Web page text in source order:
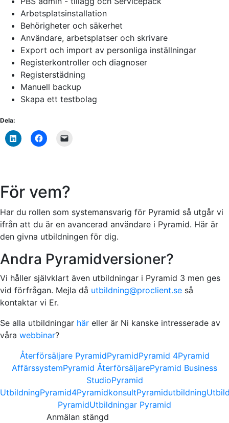
Arbetsplatsinstallation
Behörigheter och säkerhet
Användare, arbetsplatser och skrivare
Export och import av personliga inställningar
Registerkontroller och diagnoser
Registerstädning
Manuell backup
Skapa ett testbolag
Dela:
För vem?
Har du rollen som systemansvarig för Pyramid så utgår vi
ifrån att du är en avancerad användare i Pyramid. Här är
den givna utbildningen för dig.
Andra Pyramidversioner?
Vi håller självklart även utbildningar i Pyramid 3 men ges
vid förfrågan. Mejla då utbildning@proclient.se så
kontaktar vi Er.
Se alla utbildningar här eller är Ni kanske intresserade av
våra webbinar?
Återförsäljare PyramidPyramidPyramid 4Pyramid
AffärssystemPyramid ÅterförsäljarePyramid Business
StudioPyramid
UtbildningPyramid4PyramidkonsultPyramidutbildning
PyramidUtbildningar Pyramid
Anmälan stängd